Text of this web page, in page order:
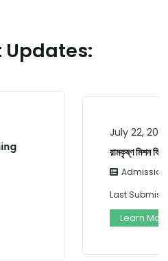
Updates:
(এক বছরের অফলাইন…